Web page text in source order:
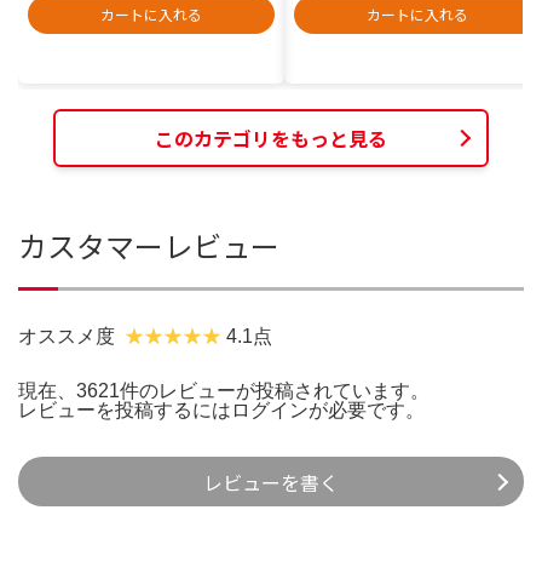
カートに入れる
カートに入れる
このカテゴリをもっと見る
カスタマーレビュー
オススメ度 4.1点
現在、3621件のレビューが投稿されています。
レビューを投稿するには ログインが必要です。
レビューを書く